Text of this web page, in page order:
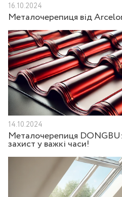
16.10.2024
Металочерепиця від
14.10.2024
Металочерепиця
захист у важкі часи!